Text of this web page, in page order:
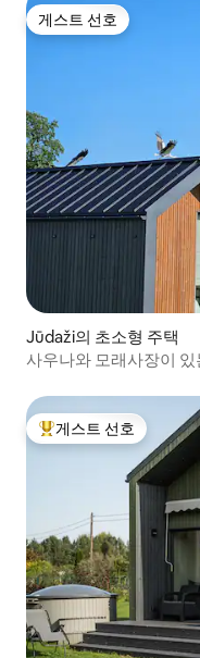
게스트 선호
게스트 선호
Jūdaži의 초소형 주택
사우나와 모래사장이
상위 게스트 선호
게스트 선호